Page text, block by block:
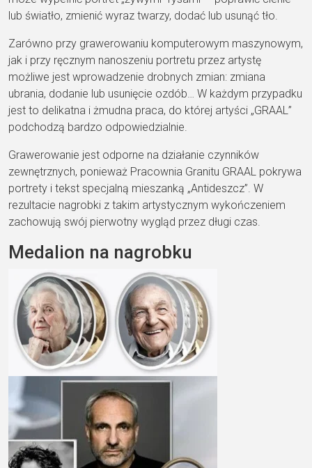
lub światło, zmienić wyraz twarzy, dodać lub usunąć tło.
Zarówno przy grawerowaniu komputerowym maszynowym,
jak i przy ręcznym nanoszeniu portretu przez artystę
możliwe jest wprowadzenie drobnych zmian: zmiana
ubrania, dodanie lub usunięcie ozdób… W każdym przypadku
jest to delikatna i żmudna praca, do której artyści „GRAAL”
podchodzą bardzo odpowiedzialnie.
Grawerowanie jest odporne na działanie czynników
zewnętrznych, ponieważ Pracownia Granitu GRAAL pokrywa
portrety i tekst specjalną mieszanką „Antideszcz”. W
rezultacie nagrobki z takim artystycznym wykończeniem
zachowują swój pierwotny wygląd przez długi czas.
Medalion na nagrobku